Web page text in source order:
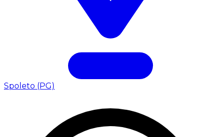
Spoleto (PG)